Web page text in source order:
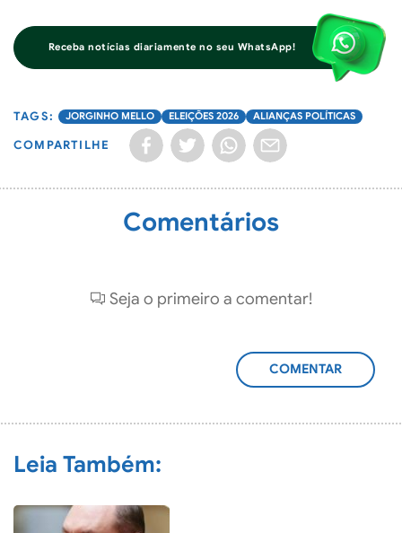
Receba notícias diariamente no seu WhatsApp!
JORGINHO MELLO ELEIÇÕES 2026 ALIANÇAS POLÍTICAS
COMPARTILHE
Comentários
Seja o primeiro a comentar!
ADICIONAR
Leia Também: